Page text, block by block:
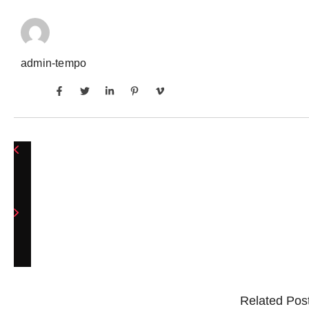
admin-tempo
Related